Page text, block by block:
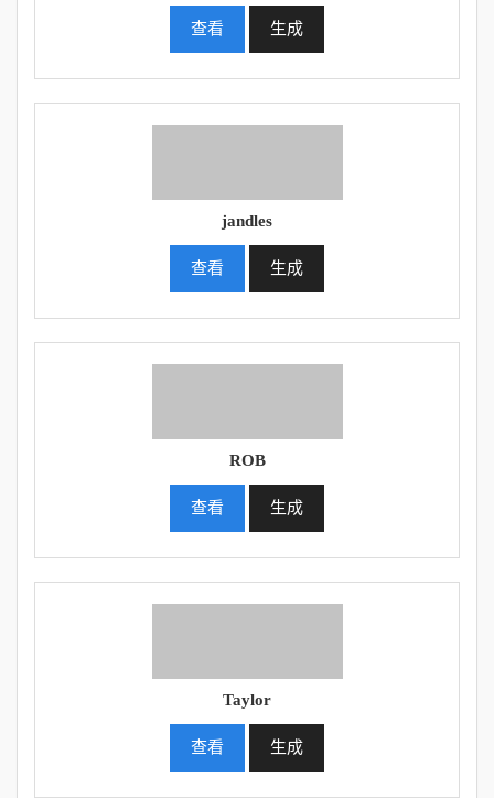
查看 生成
jandles
查看 生成
ROB
查看 生成
Taylor
查看 生成